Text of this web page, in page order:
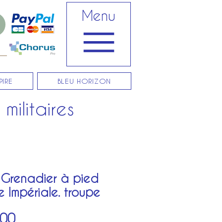
Menu
BLEU HORIZON
à pied
Impériale. troupe
Sale